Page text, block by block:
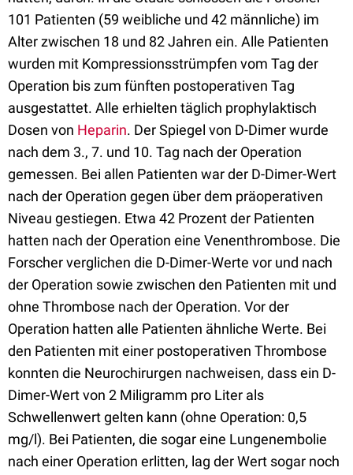
101 Patienten (59 weibliche und 42 männliche) im
Alter zwischen 18 und 82 Jahren ein. Alle Patienten
wurden mit Kompressionsstrümpfen vom Tag der
Operation bis zum fünften postoperativen Tag
ausgestattet. Alle erhielten täglich prophylaktisch
Dosen von Heparin. Der Spiegel von D-Dimer wurde
nach dem 3., 7. und 10. Tag nach der Operation
gemessen. Bei allen Patienten war der D-Dimer-Wert
nach der Operation gegen über dem präoperativen
Niveau gestiegen. Etwa 42 Prozent der Patienten
hatten nach der Operation eine Venenthrombose. Die
Forscher verglichen die D-Dimer-Werte vor und nach
der Operation sowie zwischen den Patienten mit und
ohne Thrombose nach der Operation. Vor der
Operation hatten alle Patienten ähnliche Werte. Bei
den Patienten mit einer postoperativen Thrombose
konnten die Neurochirurgen nachweisen, dass ein D-
Dimer-Wert von 2 Miligramm pro Liter als
Schwellenwert gelten kann (ohne Operation: 0,5
mg/l). Bei Patienten, die sogar eine Lungenembolie
nach einer Operation erlitten, lag der Wert sogar noch